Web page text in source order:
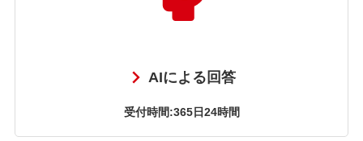
AIによる回答
受付時間:365日24時間